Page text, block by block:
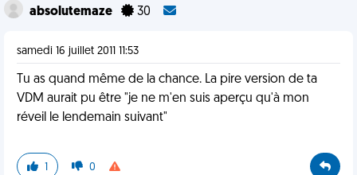
absolutemaze 30
samedi 16 juillet 2011 11:53
Tu as quand même de la chance. La pire version de ta
VDM aurait pu être "je ne m'en suis aperçu qu'à mon
réveil le lendemain suivant"
1 0